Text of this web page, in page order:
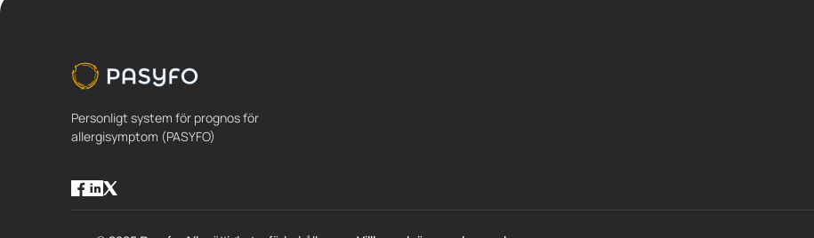
Personligt system för prognos för
allergisymptom (PASYFO)